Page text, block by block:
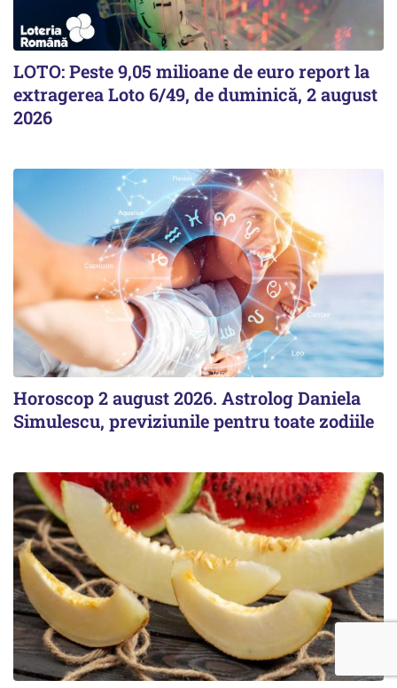
LOTO: Peste 9,05 milioane de euro report la
extragerea Loto 6/49, de duminică, 2 august
2026
Horoscop 2 august 2026. Astrolog Daniela
Simulescu, previziunile pentru toate zodiile